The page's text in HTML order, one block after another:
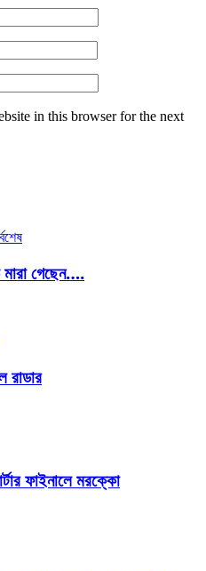
in this browser for the next
গেছেন….
রাডার
ফাইনালে মরক্কো